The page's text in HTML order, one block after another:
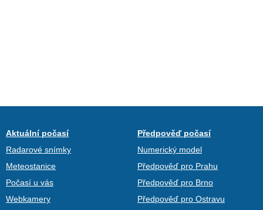
Aktuální počasí
Radarové snímky
Meteostanice
Počasí u vás
Webkamery
Předpověď počasí
Numerický model
Předpověď pro Prahu
Předpověď pro Brno
Předpověď pro Ostravu